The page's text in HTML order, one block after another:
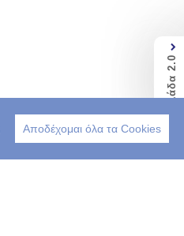
Ελλάδα 2.0
Αποδέχομαι όλα τα Cookies